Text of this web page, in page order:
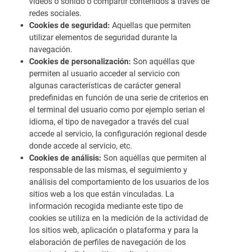
redes sociales.
Cookies de seguridad: Aquellas que permiten
utilizar elementos de seguridad durante la
navegación.
Cookies de personalización: Son aquéllas que
permiten al usuario acceder al servicio con
algunas características de carácter general
predefinidas en función de una serie de criterios en
el terminal del usuario como por ejemplo serian el
idioma, el tipo de navegador a través del cual
accede al servicio, la configuración regional desde
donde accede al servicio, etc.
Cookies de análisis: Son aquéllas que permiten al
responsable de las mismas, el seguimiento y
análisis del comportamiento de los usuarios de los
sitios web a los que están vinculadas. La
información recogida mediante este tipo de
cookies se utiliza en la medición de la actividad de
los sitios web, aplicación o plataforma y para la
elaboración de perfiles de navegación de los